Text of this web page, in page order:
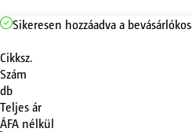
Sikeresen hozzáadva a
Cikksz.
Szám
db
Teljes ár
ÁFA nélkül